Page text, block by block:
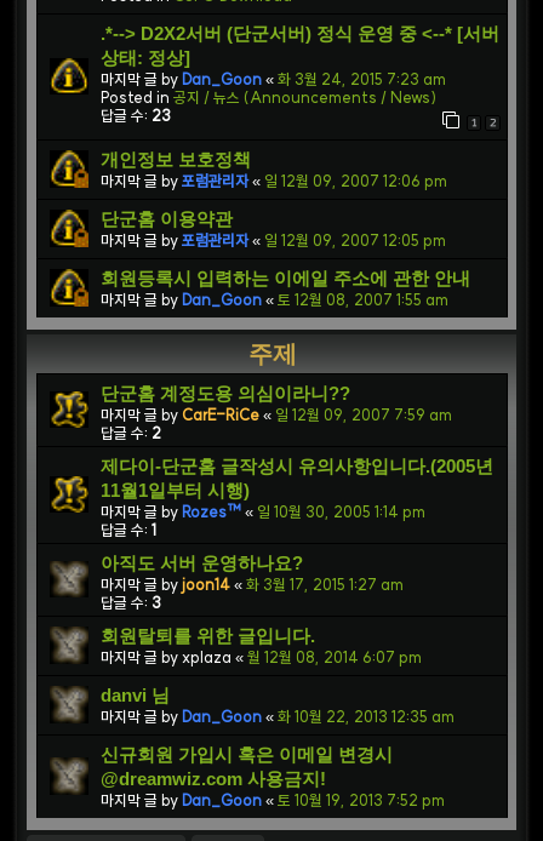
.*--> D2X2서버 (단군서버) 정식 운영 중 <--* [서버
상태: 정상]
마지막 글 by Dan_Goon « 화 3월 24, 2015 7:23 am
Posted in 공지 / 뉴스 (Announcements / News)
답글 수: 23 1 2
개인정보 보호정책
마지막 글 by 포럼관리자« 일 12월 09, 2007 12:06 pm
단군홈 이용약관
마지막 글 by 포럼관리자« 일 12월 09, 2007 12:05 pm
회원등록시 입력하는 이에일 주소에 관한 안내
마지막 글 by Dan_Goon « 토 12월 08, 2007 1:55 am
주제
단군홈 계정도용 의심이라니??
마지막 글 by CarE-RiCe « 일 12월 09, 2007 7:59 am
답글 수: 2
제다이-단군홈 글작성시 유의사항입니다.(2005년
11월1일부터 시행)
마지막 글 by Rozes™ « 일 10월 30, 2005 1:14 pm
답글 수: 1
아직도 서버 운영하나요?
마지막 글 by joon14 « 화 3월 17, 2015 1:27 am
답글 수: 3
회원탈퇴를 위한 글입니다.
마지막 글 by xplaza « 월 12월 08, 2014 6:07 pm
danvi 님
마지막 글 by Dan_Goon « 화 10월 22, 2013 12:35 am
신규회원 가입시 혹은 이메일 변경시
@dreamwiz.com 사용금지!
마지막 글 by Dan_Goon « 토 10월 19, 2013 7:52 pm